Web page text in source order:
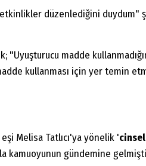
etkinlikler düzenlediğini duydum"
"Uyuşturucu madde
kullanması için yer temin
Melisa Tatlıcı'ya yönelik 'cinsel
kamuoyunun gündemine